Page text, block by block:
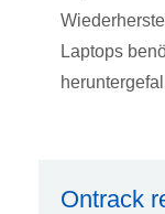
Laptops
Ontrack